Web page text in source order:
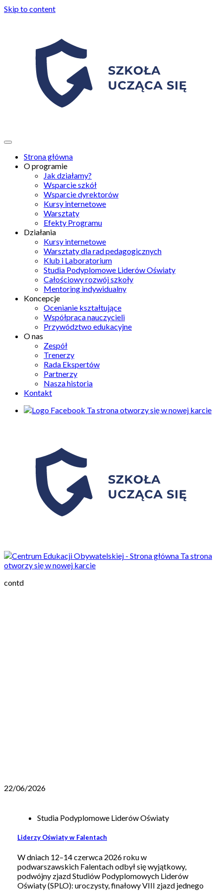
Skip to content
Strona główna
O programie
Jak działamy?
Wsparcie szkół
Wsparcie dyrektorów
Kursy internetowe
Warsztaty
Efekty Programu
Działania
Kursy internetowe
Warsztaty dla rad pedagogicznych
Klub i Laboratorium
Studia Podyplomowe Liderów Oświaty
Całościowy rozwój szkoły
Mentoring indywidualny
Koncepcje
Ocenianie kształtujące
Współpraca nauczycieli
Przywództwo edukacyjne
O nas
Zespół
Trenerzy
Rada Ekspertów
Partnerzy
Nasza historia
Kontakt
Ta strona otworzy się w nowej karcie
Ta strona
otworzy się w nowej karcie
contd
22/06/2026
Studia Podyplomowe Liderów Oświaty
Liderzy Oświaty w Falentach
W dniach 12–14 czerwca 2026 roku w
podwarszawskich Falentach odbył się wyjątkowy,
podwójny zjazd Studiów Podyplomowych Liderów
Oświaty (SPLO): uroczysty, finałowy VIII zjazd jednego